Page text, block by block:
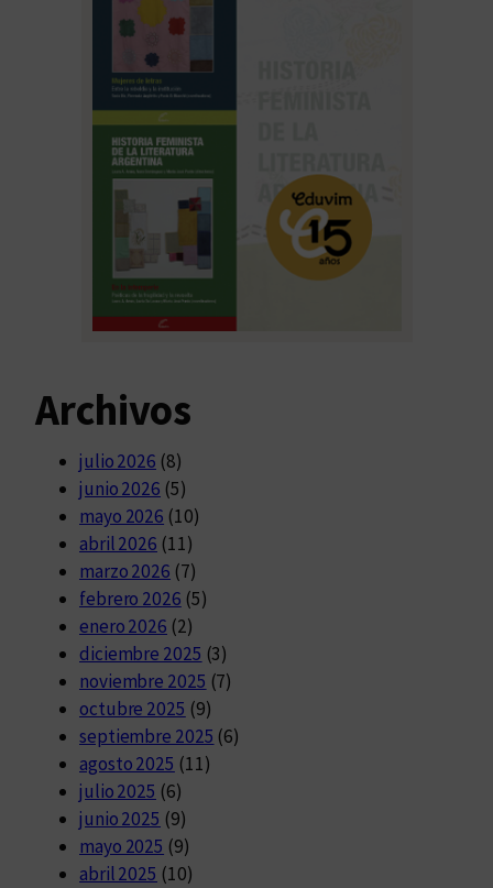
Archivos
julio 2026 (8)
junio 2026 (5)
mayo 2026 (10)
abril 2026 (11)
marzo 2026 (7)
febrero 2026 (5)
enero 2026 (2)
diciembre 2025 (3)
noviembre 2025 (7)
octubre 2025 (9)
septiembre 2025 (6)
agosto 2025 (11)
julio 2025 (6)
junio 2025 (9)
mayo 2025 (9)
abril 2025 (10)